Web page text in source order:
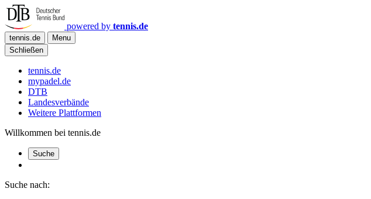
powered by tennis.de
tennis.de
Menu
Schließen
tennis.de
mypadel.de
DTB
Landesverbände
Weitere Plattformen
Willkommen bei tennis.de
Suche
Suche nach: